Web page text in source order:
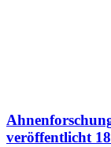
veröffentlicht